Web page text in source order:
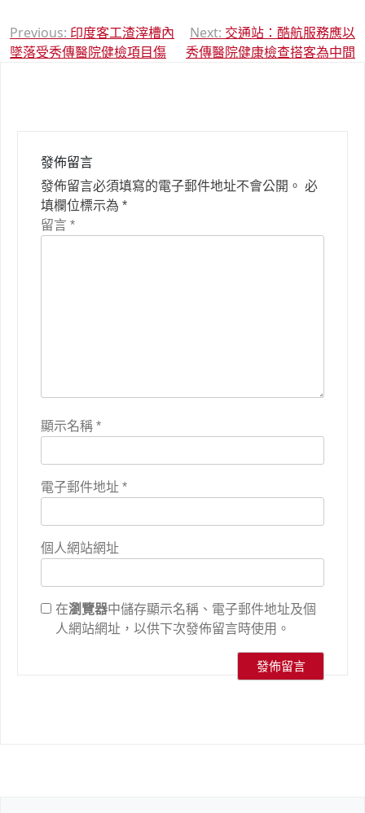
文
章
Previous: 印度客工渣滓槽內
墜落受秀傳醫院健檢項目傷
Next: 交通站：酷航服務應以
秀傳醫院健康檢查搭客為中間
發佈留言
發佈留言必須填寫的電子郵件地址不會公開。 必
填欄位標示為 *
留言 *
顯示名稱 *
電子郵件地址 *
個人網站網址
在瀏覽器中儲存顯示名稱、電子郵件地址及個
人網站網址，以供下次發佈留言時使用。